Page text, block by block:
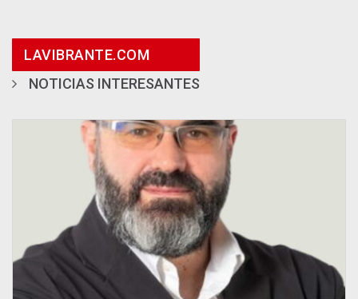
LAVIBRANTE.COM
NOTICIAS INTERESANTES